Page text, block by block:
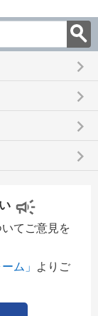
keyboard_arrow_right
keyboard_arrow_right
keyboard_arrow_right
keyboard_arrow_right
てご意見を
ム」
よりご